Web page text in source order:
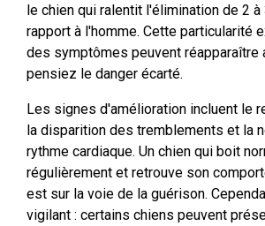
le chien qui ralentit l'élimination de 2
rapport à l'homme. Cette particularité
des symptômes peuvent réapparaître
pensiez le danger écarté.
Les signes d'amélioration incluent le
la disparition des tremblements et la
rythme cardiaque. Un chien qui boit
régulièrement et retrouve son
est sur la voie de la guérison.
vigilant : certains chiens peuvent